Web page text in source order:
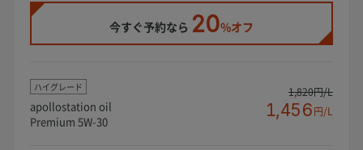
今すぐ予約なら 20%オフ
ハイグレード
apollostation oil
Premium 5W-30
1,820円/L
1,456円/L